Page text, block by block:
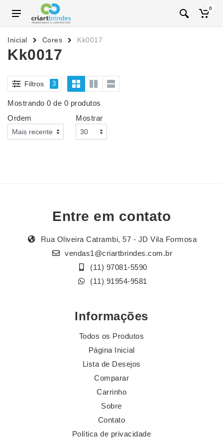
0
Inicial Cores Kk0017
Kk0017
Filtros 3
Mostrando 0 de 0 produtos
Ordem
Mostrar
Entre em contato
Rua Oliveira Catrambi, 57 - JD Vila Formosa
vendas1@criartbrindes.com.br
(11) 97081-5590
(11) 91954-9581
Informações
Todos os Produtos
Página Inicial
Lista de Desejos
Comparar
Carrinho
Sobre
Contato
Política de privacidade